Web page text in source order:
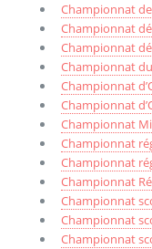
Championnat
Championnat
Championnat
Championnat
Championnat
Championnat
Championnat
Championnat
Championnat
Championnat
Championnat
Championnat
Championnat